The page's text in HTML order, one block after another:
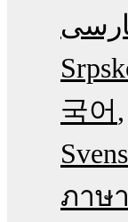
국어
ภาษ